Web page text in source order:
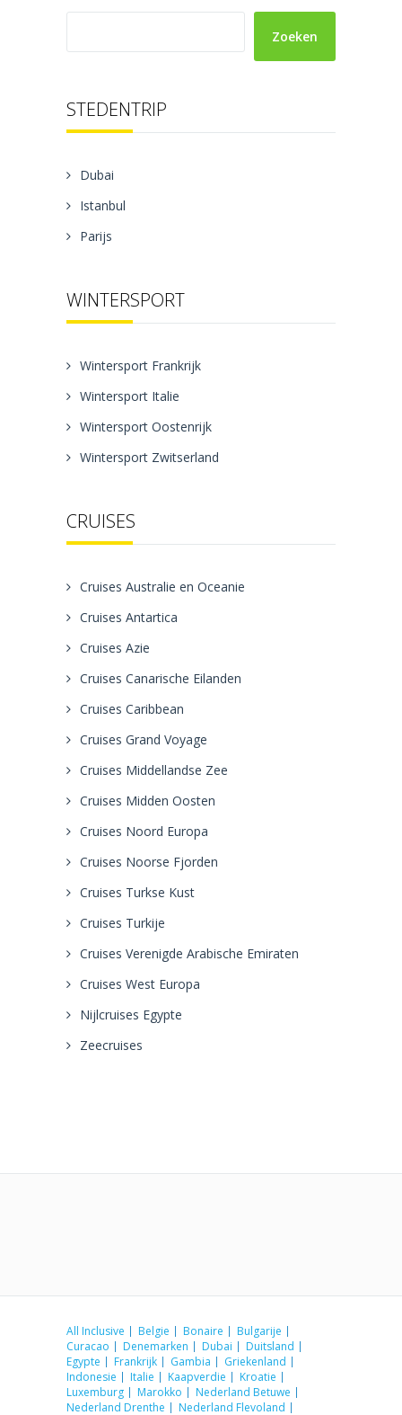
Zoeken
STEDENTRIP
Dubai
Istanbul
Parijs
WINTERSPORT
Wintersport Frankrijk
Wintersport Italie
Wintersport Oostenrijk
Wintersport Zwitserland
CRUISES
Cruises Australie en Oceanie
Cruises Antartica
Cruises Azie
Cruises Canarische Eilanden
Cruises Caribbean
Cruises Grand Voyage
Cruises Middellandse Zee
Cruises Midden Oosten
Cruises Noord Europa
Cruises Noorse Fjorden
Cruises Turkse Kust
Cruises Turkije
Cruises Verenigde Arabische Emiraten
Cruises West Europa
Nijlcruises Egypte
Zeecruises
All Inclusive Belgie Bonaire
Bulgarije
Curacao
Denemarken Dubai
Duitsland
Egypte
Frankrijk Gambia
Griekenland
Indonesie
Italie Kaapverdie
Kroatie
Luxemburg
Marokko
Nederland Betuwe
Nederland Drenthe
Nederland Flevoland